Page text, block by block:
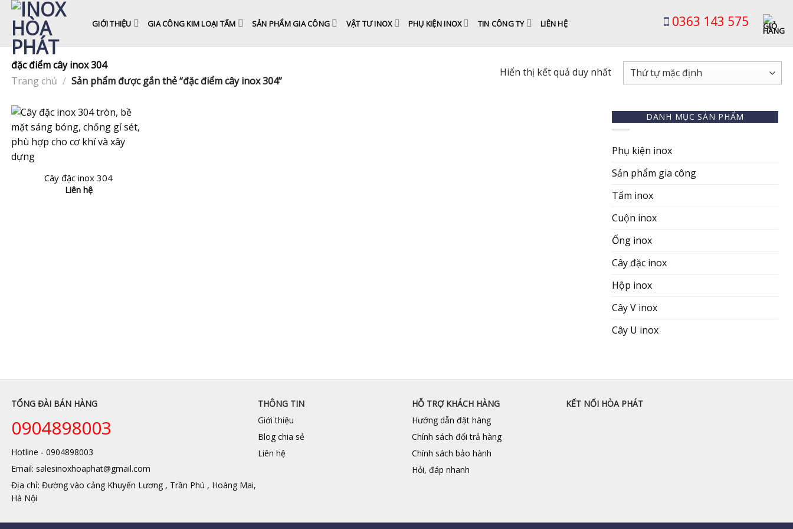
Skip
content
GIỚI THIỆU GIA CÔNG KIM LOẠI TẤM SẢN PHẨM GIA CÔNG VẬT TƯ INOX PHỤ KIỆN INOX TIN CÔNG TY LIÊN HỆ 0363 143 575
đặc điểm cây inox 304
Trang chủ / Sản phẩm được gắn thẻ “đặc điểm cây inox 304”
Hiển thị kết quả duy nhất
Cây đặc inox 304
Liên hệ
DANH MỤC SẢN PHẨM
Phụ kiện inox
Sản phẩm gia công
Tấm inox
Cuộn inox
Ống inox
Cây đặc inox
Hộp inox
Cây V inox
Cây U inox
TỔNG ĐÀI BÁN HÀNG
0904898003
Hotline - 0904898003
Email: salesinoxhoaphat@gmail.com
Địa chỉ: Đường vào cảng Khuyến Lương , Trần Phú , Hoàng Mai,
Hà Nội
THÔNG TIN
Giới thiệu
Blog chia sẻ
Liên hệ
HỖ TRỢ KHÁCH HÀNG
Hướng dẫn đặt hàng
Chính sách đổi trả hàng
Chính sách bảo hành
Hỏi, đáp nhanh
KẾT NỐI HÒA PHÁT